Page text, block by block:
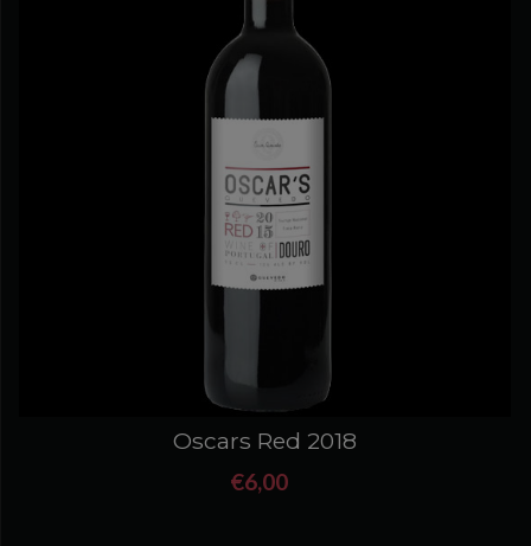
Oscars Red 2018
€6,00